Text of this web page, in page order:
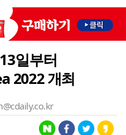
일부터
2022 개최